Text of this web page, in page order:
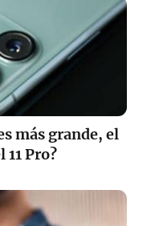
más grande, el
11 Pro?